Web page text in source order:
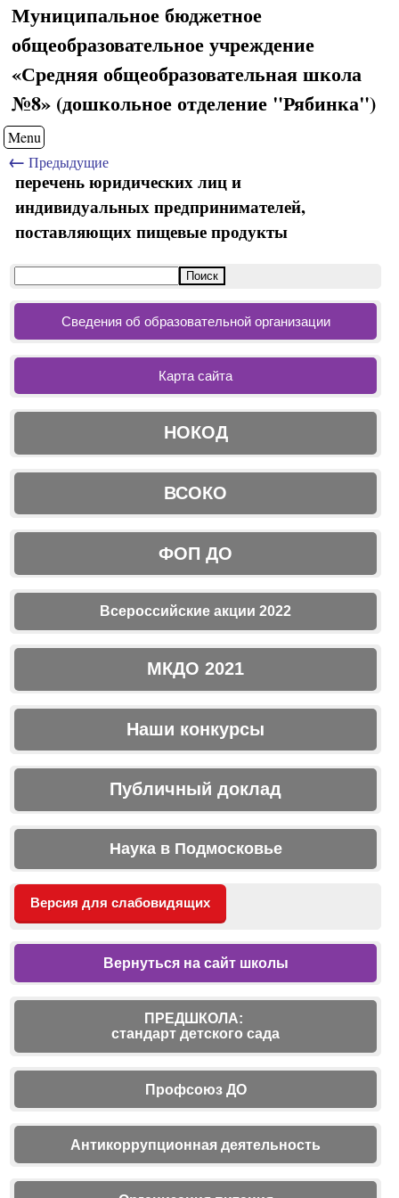
Муниципальное бюджетное
общеобразовательное учреждение
«Средняя общеобразовательная школа
№8» (дошкольное отделение "Рябинка")
Menu
← Предыдущие
перечень юридических лиц и
индивидуальных предпринимателей,
поставляющих пищевые продукты
Сведения об образовательной организации
Карта сайта
НОКОД
ВСОКО
ФОП ДО
Всероссийские акции 2022
МКДО 2021
Наши конкурсы
Публичный доклад
Наука в Подмосковье
Версия для слабовидящих
Вернуться на сайт школы
ПРЕДШКОЛА:
стандарт детского сада
Профсоюз ДО
Антикоррупционная деятельность